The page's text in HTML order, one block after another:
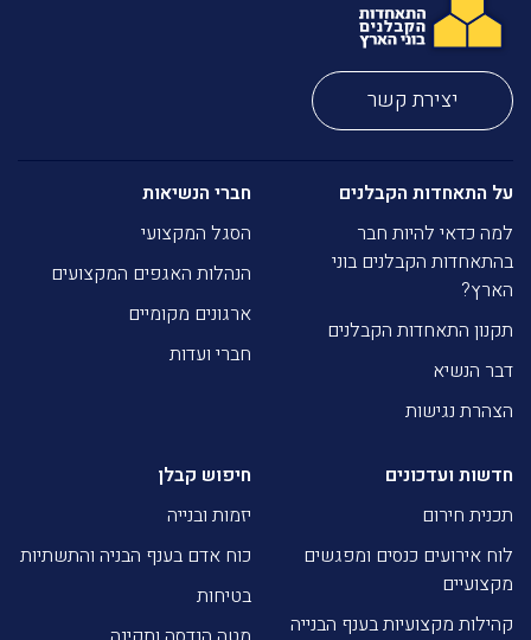
יצירת קשר
על התאחדות הקבלנים
למה כדאי להיות חבר
בהתאחדות הקבלנים בוני
הארץ?
תקנון התאחדות הקבלנים
דבר הנשיא
הצהרת נגישות
חברי הנשיאות
הסגל המקצועי
הנהלות האגפים המקצועים
ארגונים מקומיים
חברי ועדות
חדשות ועדכונים
תכנית חירום
לוח אירועים כנסים ומפגשים
מקצועיים
קהילות מקצועיות בענף הבנייה
חיפוש קבלן
יזמות ובנייה
כוח אדם בענף הבניה והתשתיות
בטיחות